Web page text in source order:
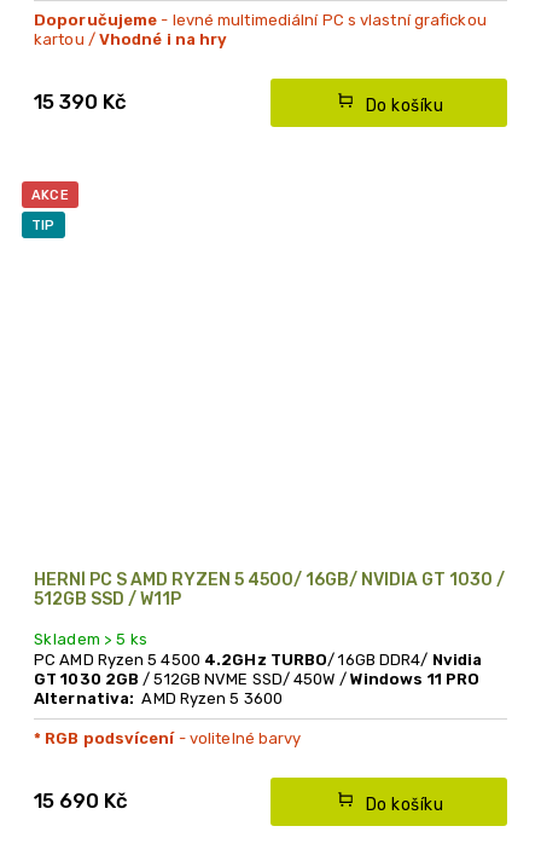
15 390 Kč Do košíku
Doporučujeme - levné multimediální PC s vlastní grafickou
kartou / Vhodné i na hry
AKCE
TIP
HERNÍ PC S AMD RYZEN 5 4500/ 16GB/ NVIDIA GT 1030 /
512GB SSD / W11P
Skladem > 5 ks
15 690 Kč Do košíku
PC AMD Ryzen 5 4500 4.2GHz TURBO/ 16GB DDR4/ Nvidia
GT 1030 2GB / 512GB NVME SSD/ 450W / Windows 11 PRO
Alternativa:AMD Ryzen 5 3600
* RGB podsvícení- volitelné barvy